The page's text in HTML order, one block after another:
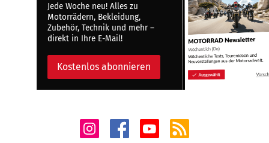
Jede Woche neu! Alles zu
Motorrädern, Bekleidung,
Zubehör, Technik und mehr –
direkt in Ihre E-Mail!
Kostenlos abonnieren